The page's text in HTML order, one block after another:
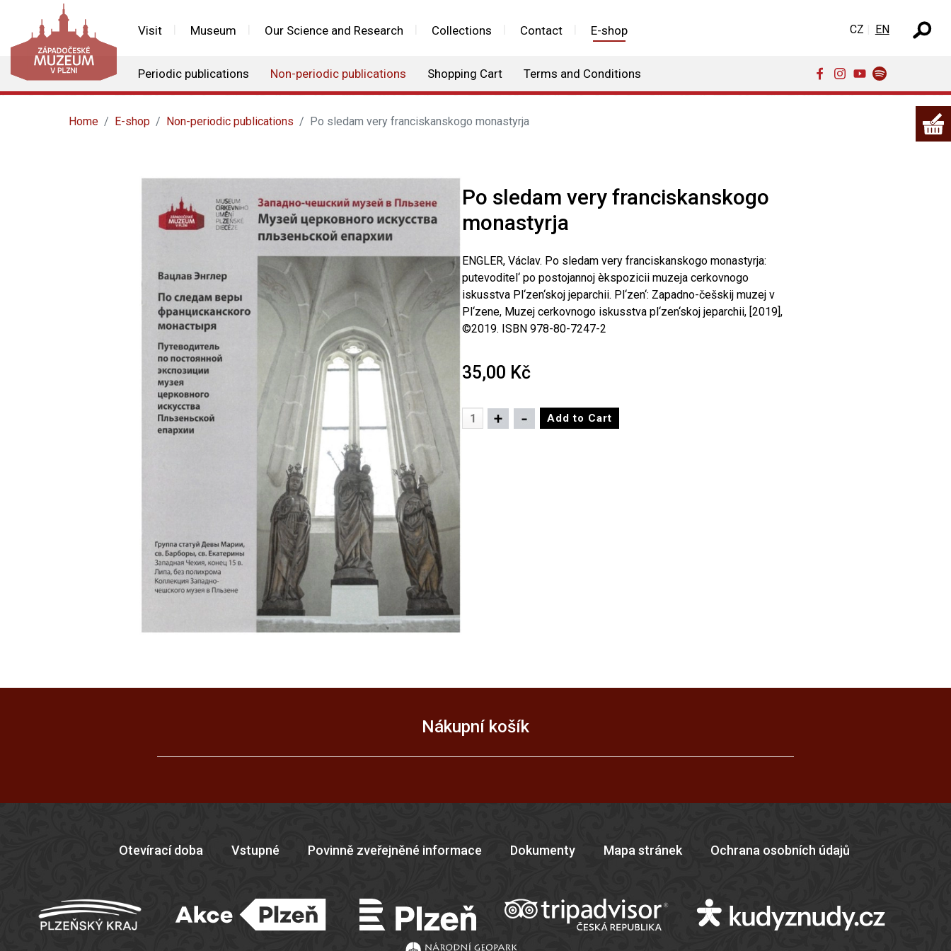
Visit Museum Our Science and Research Collections Contact E-shop
Periodic publications Non-periodic publications Shopping Cart Terms and Conditions
Select your language
CZ EN
Home E-shop Non-periodic publications Po sledam very franciskanskogo monastyrja
Po sledam very franciskanskogo
monastyrja
ENGLER, Václav. Po sledam very franciskanskogo monastyrja:
putevoditel‘ po postojannoj èkspozicii muzeja cerkovnogo
iskusstva Pl‘zen‘skoj jeparchii. Pl‘zen‘: Zapadno-češskij muzej v
Pl‘zene, Muzej cerkovnogo iskusstva pl‘zen‘skoj jeparchii, [2019],
©2019. ISBN 978-80-7247-2
35,00 Kč
Nákupní košík
Otevírací doba Vstupné Povinně zveřejněné informace Dokumenty Mapa stránek Ochrana osobních údajů